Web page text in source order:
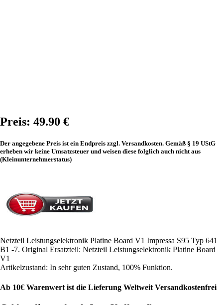
Preis: 49.90 €
Der angegebene Preis ist ein Endpreis zzgl. Versandkosten. Gemäß § 19 UStG
erheben wir keine Umsatzsteuer und weisen diese folglich auch nicht aus
(Kleinunternehmerstatus)
Netzteil Leistungselektronik Platine Board V1 Impressa S95 Typ 641
B1 -7. Original Ersatzteil: Netzteil Leistungselektronik Platine Board
V1
Artikelzustand: In sehr guten Zustand, 100% Funktion.
Ab 10€ Warenwert ist die Lieferung Weltweit Versandkostenfrei